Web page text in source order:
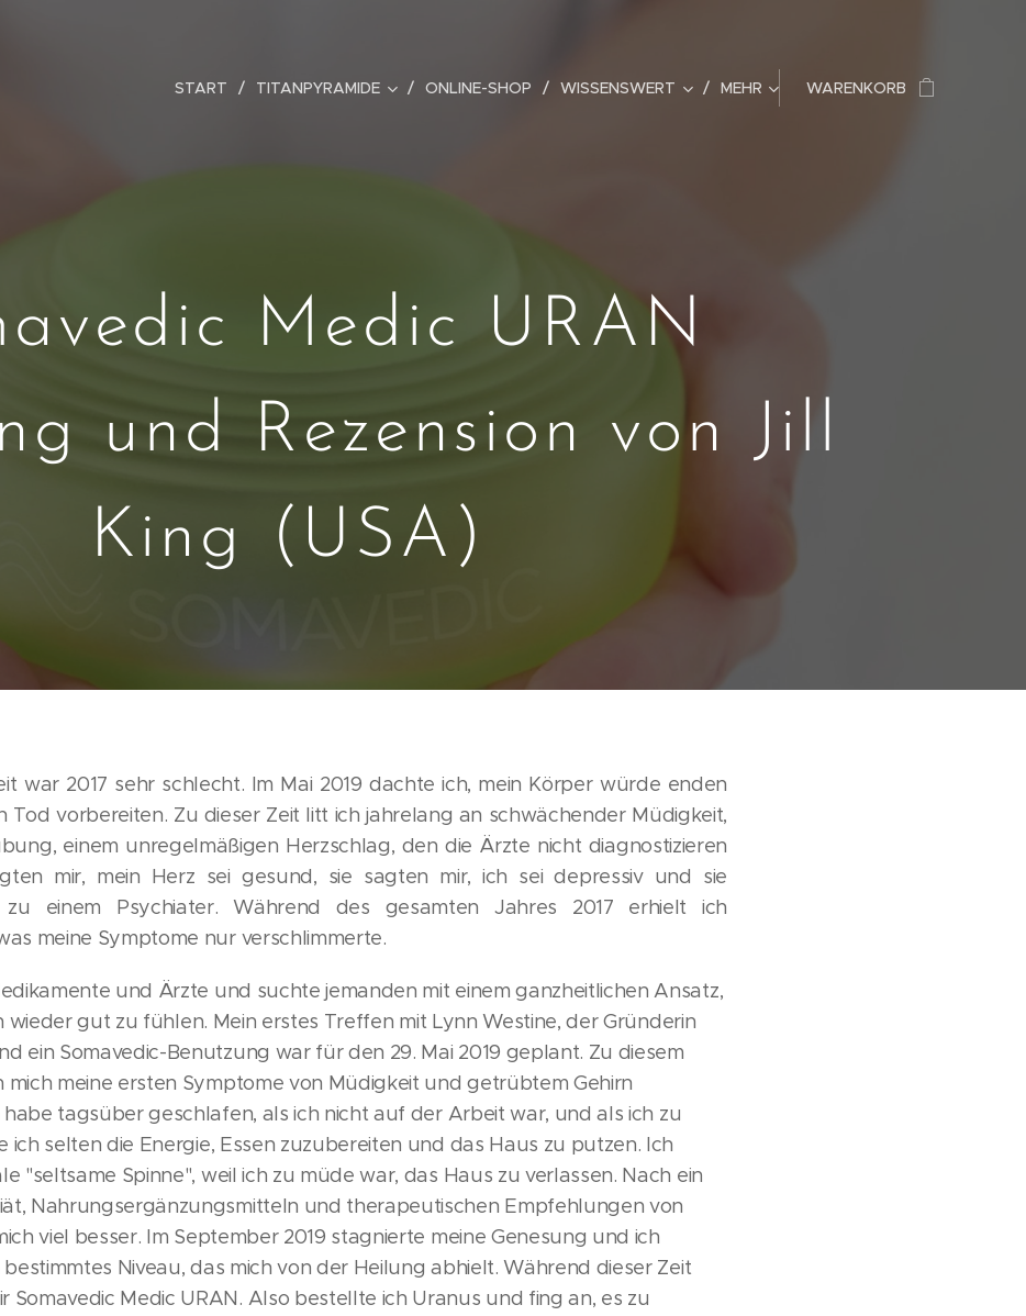
START TITANPYRAMIDE ONLINE-SHOP WISSENSWERT MEHR WARENKORB
Medic URAN
und Rezension von Jill
King (USA)
war 2017 sehr schlecht. Im Mai 2019 dachte ich, mein Körper würde enden
Tod vorbereiten. Zu dieser Zeit litt ich jahrelang an schwächender Müdigkeit,
einem unregelmäßigen Herzschlag, den die Ärzte nicht diagnostizieren
mir, mein Herz sei gesund, sie sagten mir, ich sei depressiv und sie
zu einem Psychiater. Während des gesamten Jahres 2017 erhielt ich
meine Symptome nur verschlimmerte.
und Ärzte und suchte jemanden mit einem ganzheitlichen Ansatz,
wieder gut zu fühlen. Mein erstes Treffen mit Lynn Westine, der Gründerin
ein Somavedic-Benutzung war für den 29. Mai 2019 geplant. Zu diesem
meine ersten Symptome von Müdigkeit und getrübtem Gehirn
tagsüber geschlafen, als ich nicht auf der Arbeit war, und als ich zu
ich selten die Energie, Essen zuzubereiten und das Haus zu putzen. Ich
"seltsame Spinne", weil ich zu müde war, das Haus zu verlassen. Nach ein
Nahrungsergänzungsmitteln und therapeutischen Empfehlungen von
viel besser. Im September 2019 stagnierte meine Genesung und ich
Niveau, das mich von der Heilung abhielt. Während dieser Zeit
Somavedic Medic URAN. Also bestellte ich Uranus und fing an, es zu